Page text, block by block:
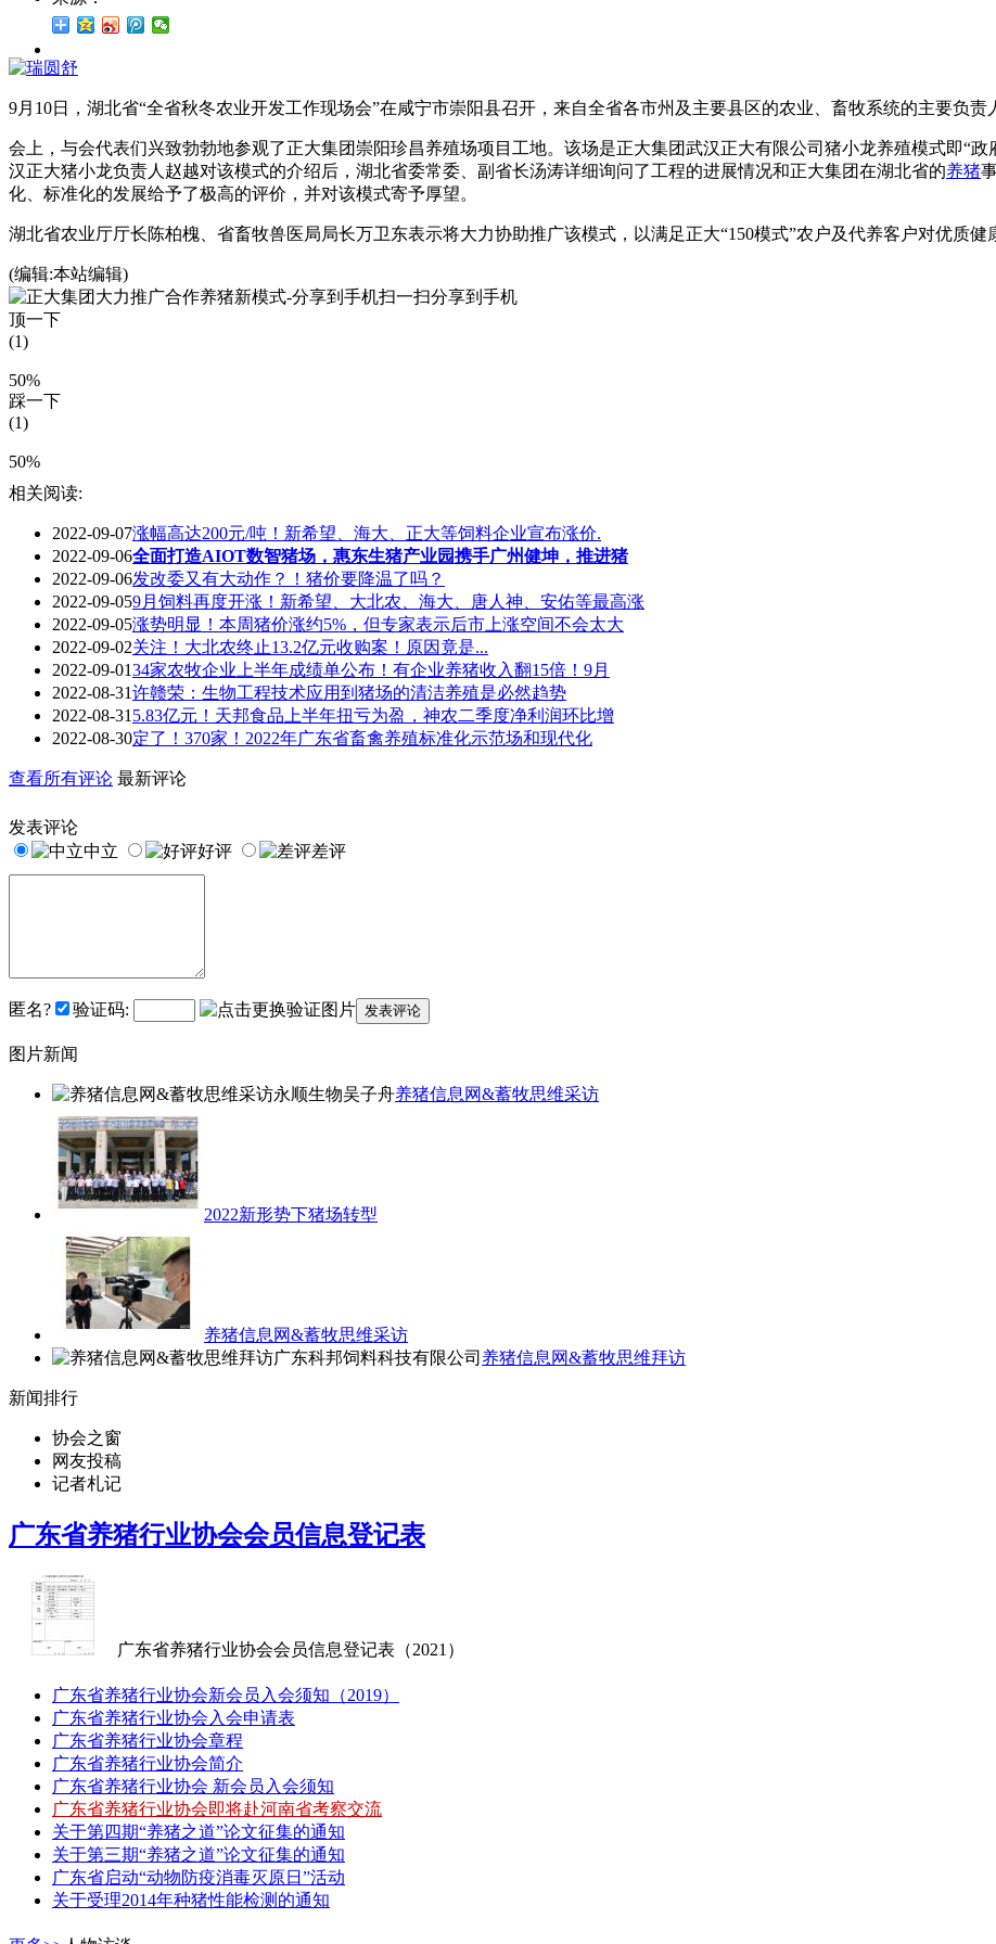
9月10日，湖北省“全省秋冬农业开发工作现场会”在咸宁市崇阳县召开，来自全省各市州及主要县区的农业、畜牧系统的主要负责
会上，与会代表们兴致勃勃地参观了正大集团崇阳珍昌养殖场项目工地。该场是正大集团武汉正大有限公司猪小龙养殖模式即“政
汉正大猪小龙负责人赵越对该模式的介绍后，湖北省委常委、副省长汤涛详细询问了工程的进展情况和正大集团在湖北省的养猪
化、标准化的发展给予了极高的评价，并对该模式寄予厚望。
湖北省农业厅厅长陈柏槐、省畜牧兽医局局长万卫东表示将大力协助推广该模式，以满足正大“150模式”农户及代养客户对优质健
(编辑:本站编辑)
扫一扫分享到手机
顶一下
(1)
50%
踩一下
(1)
50%
相关阅读:
2022-09-07涨幅高达200元/吨！新希望、海大、正大等饲料企业宣布涨价.
2022-09-06全面打造AIOT数智猪场，惠东生猪产业园携手广州健坤，推进猪
2022-09-06发改委又有大动作？！猪价要降温了吗？
2022-09-059月饲料再度开涨！新希望、大北农、海大、唐人神、安佑等最高涨
2022-09-05涨势明显！本周猪价涨约5%，但专家表示后市上涨空间不会太大
2022-09-02关注！大北农终止13.2亿元收购案！原因竟是...
2022-09-0134家农牧企业上半年成绩单公布！有企业养猪收入翻15倍！9月
2022-08-31许赣荣：生物工程技术应用到猪场的清洁养殖是必然趋势
2022-08-31 5.83亿元！天邦食品上半年扭亏为盈，神农二季度净利润环比增
2022-08-30定了！370家！2022年广东省畜禽养殖标准化示范场和现代化
查看所有评论 最新评论
发表评论
中立
好评 差评
匿名? 验证码:
图片新闻
养猪信息网&蓄牧思维采访
2022新形势下猪场转型
养猪信息网&蓄牧思维采访
养猪信息网&蓄牧思维拜访
新闻排行
协会之窗
网友投稿
记者札记
广东省养猪行业协会会员信息登记表
广东省养猪行业协会会员信息登记表（2021）
广东省养猪行业协会新会员入会须知（2019）
广东省养猪行业协会入会申请表
广东省养猪行业协会章程
广东省养猪行业协会简介
广东省养猪行业协会 新会员入会须知
广东省养猪行业协会即将赴河南省考察交流
关于第四期“养猪之道”论文征集的通知
关于第三期“养猪之道”论文征集的通知
广东省启动“动物防疫消毒灭原日”活动
关于受理2014年种猪性能检测的通知